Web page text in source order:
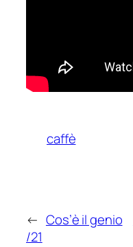
caffè
← Cos’è il genio
/21